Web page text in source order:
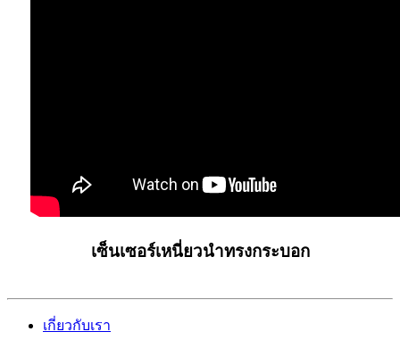
เซ็นเซอร์เหนี่ยวนำทรงกระบอก
เกี่ยวกับเรา